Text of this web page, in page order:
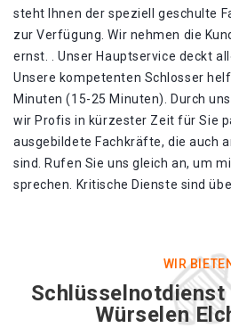
steht Ihnen der speziell geschulte
zur Verfügung. Wir nehmen die
ernst. . Unser Hauptservice deckt
Unsere kompetenten Schlosser
Minuten (15-25 Minuten). Durch
wir Profis in kürzester Zeit für Sie
ausgebildete Fachkräfte, die auch
sind. Rufen Sie uns gleich an, um
sprechen. Kritische Dienste sind
WIR
Schlüsselnotdienst
Würselen